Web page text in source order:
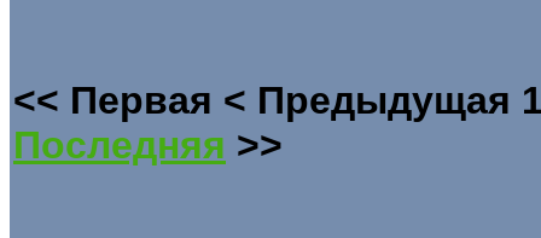
<< Первая < Предыдущая
Последняя >>